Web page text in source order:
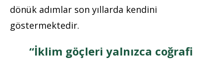
dönük adımlar son yıllarda kendini
göstermektedir.
“İklim göçleri yalnızca coğrafi